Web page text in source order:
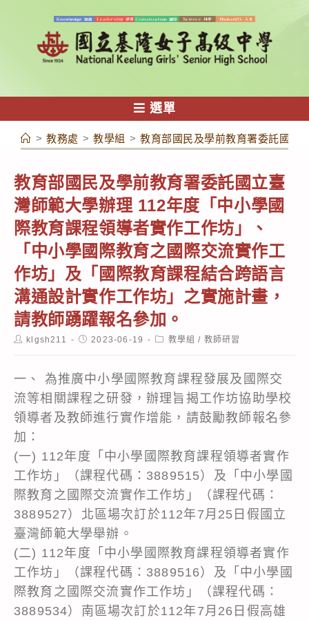
容
選單
> 教務處 > 教學組 > 教育部國民及學前教育署委託國立
教育部國民及學前教育署委託國立臺
灣師範大學辦理 112年度「中小學國
際教育課程領導者實作工作坊」、
「中小學國際教育之國際交流實作工
作坊」及「國際教育課程結合跨語言
溝通設計實作工作坊」之實施計畫，
請教師踴躍報名參加。
Postklgsh211
Post2023-06-19
Post教學組 / 教師研習
一、 為推廣中小學國際教育課程發展及國際交
流等相關課程之研發，辦理旨揭工作坊協助學校
領導者及教師進行實作增能，請鼓勵教師報名參
加：
(一) 112年度「中小學國際教育課程領導者實作
工作坊」（課程代碼：3889515）及「中小學國
際教育之國際交流實作工作坊」（課程代碼：
3889527）北區場次訂於112年7月25日假國立
臺灣師範大學舉辦。
(二) 112年度「中小學國際教育課程領導者實作
工作坊」（課程代碼：3889516）及「中小學國
際教育之國際交流實作工作坊」（課程代碼：
3889534）南區場次訂於112年7月26日假高雄